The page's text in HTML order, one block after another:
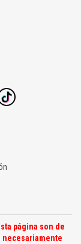
página son de
necesariamente